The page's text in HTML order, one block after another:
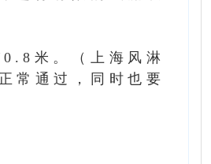
米。
（上海风淋
常通过，同时也要